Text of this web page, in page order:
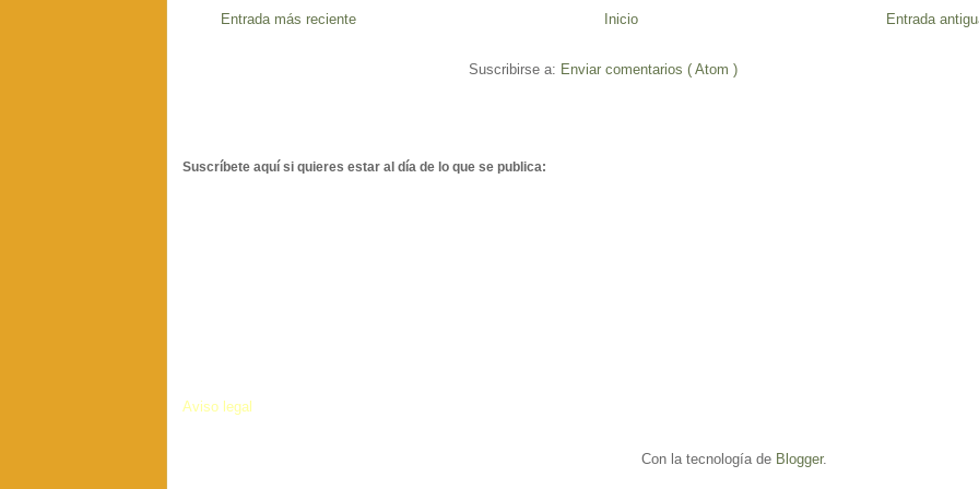
Entrada más reciente Entrada
Inicio
Suscribirse a: Enviar comentarios ( Atom )
Suscríbete aquí si quieres estar al día de lo que se publica:
Aviso legal
Con la tecnología de Blogger.